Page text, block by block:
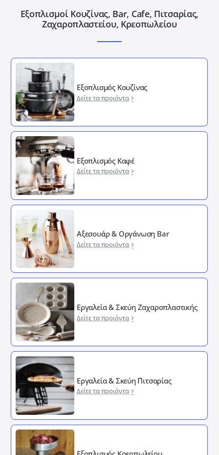
Εξοπλισμοί Κουζίνας, Bar, Cafe, Πιτσαρίας,
Ζαχαροπλαστείου, Κρεοπωλείου
Εξοπλισμός Κουζίνας
Δείτε τα προιόντα
Εξοπλισμός Καφέ
Δείτε τα προιόντα
Αξεσουάρ & Οργάνωση Bar
Δείτε τα προιόντα
Εργαλεία & Σκεύη Ζαχαροπλαστικής
Δείτε τα προιόντα
Εργαλεία & Σκεύη ΄Πιτσαρίας
Δείτε τα προιόντα